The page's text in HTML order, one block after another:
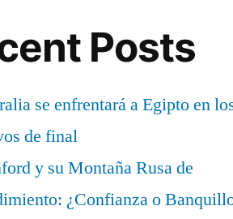
Posts
se enfrentará a Egipto en
de final
y su Montaña Rusa de
¿Confianza o